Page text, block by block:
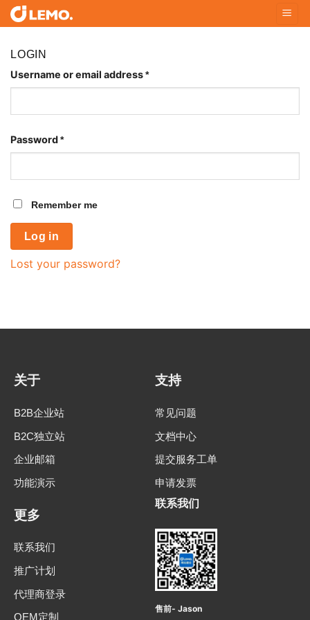
Skip
to
LOGIN
Username or email address*
Password*
Remember me
Log in
Lost your password?
关于
B2B企业站
B2C独立站
企业邮箱
功能演示
支持
常见问题
文档中心
提交服务工单
申请发票
更多
联系我们
推广计划
代理商登录
OEM定制
联系我们
售前- Jason